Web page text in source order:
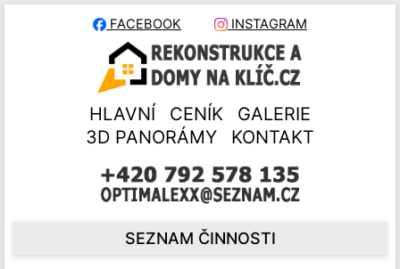
FACEBOOK INSTAGRAM
HLAVNÍ CENÍK
GALERIE
3D PANORÁMY
KONTAKT
SEZNAM ČINNOSTI